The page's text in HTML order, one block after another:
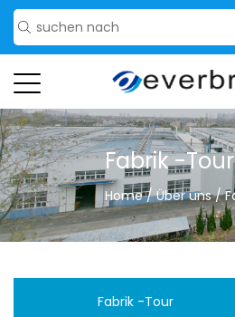
Fabrik -Tour
Home/Über uns/
Fabrik -Tour